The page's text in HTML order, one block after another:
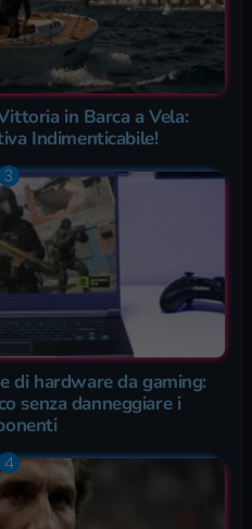
in Barca a Vela:
Indimenticabile!
di hardware da gaming:
senza danneggiare i